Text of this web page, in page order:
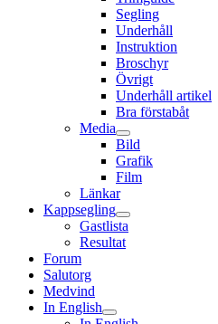
Segling
Underhåll
Instruktion
Broschyr
Övrigt
Underhåll artikel
Bra förstabåt
Media
Bild
Grafik
Film
Länkar
Kappsegling
Gastlista
Resultat
Forum
Salutorg
Medvind
In English